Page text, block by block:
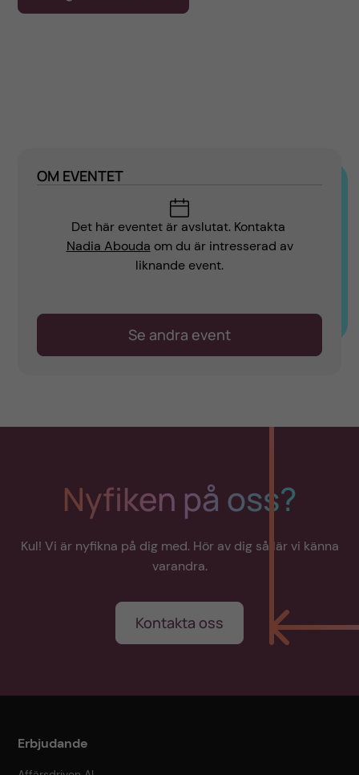
OM EVENTET
Det här eventet är avslutat. Kontakta
Nadia Abouda om du är intresserad av
liknande event.
Se andra event
Nyfiken på oss?
Kul! Vi är nyfikna på dig med. Hör av dig så lär vi känna
varandra.
Kontakta oss
Erbjudande